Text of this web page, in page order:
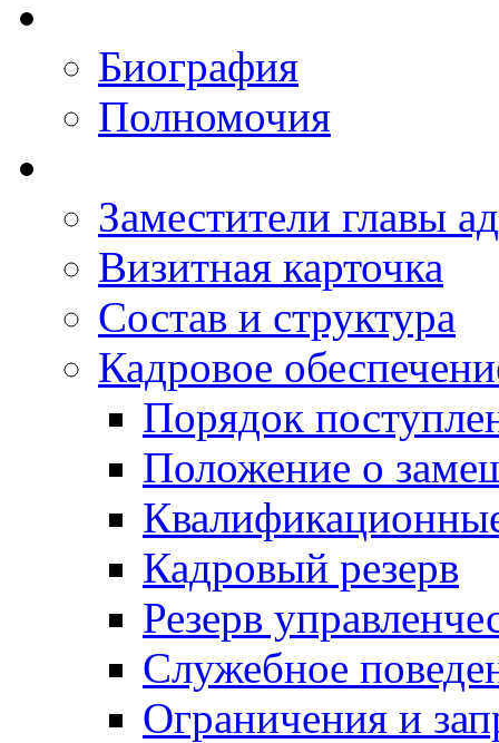
Биография
Полномочия
Заместители главы
Визитная карточка
Состав и структура
Кадровое
Порядок
Положение о
Кадровый резерв
Резерв
Служебное
Ограничения и